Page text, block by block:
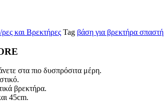
και Βρεκτήρες Tag βάση για βρεκτήρα σπαστή
στα πιο δυσπρόσιτα μέρη.
βρεκτήρα.
45cm.